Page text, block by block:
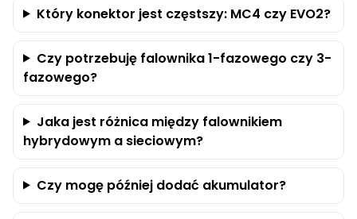
Który konektor jest częstszy: MC4 czy EVO2?
Czy potrzebuję falownika 1-fazowego czy 3-
fazowego?
Jaka jest różnica między falownikiem
hybrydowym a sieciowym?
Czy mogę później dodać akumulator?